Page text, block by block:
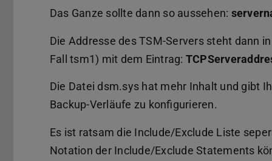
Das Ganze sollte dann so aussehen:
Die Addresse des TSM-Servers steht dann
Fall tsm1) mit dem Eintrag:
Die Datei dsm.sys hat mehr Inhalt und gibt
Backup-Verläufe zu konfigurieren.
Es ist ratsam die Include/Exclude Liste
Notation der Include/Exclude Statements